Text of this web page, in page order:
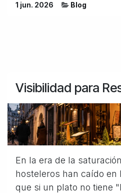
1 jun. 2026 Blog
Visibilidad para
En la era de la
hosteleros han caído en
que si un plato no tiene